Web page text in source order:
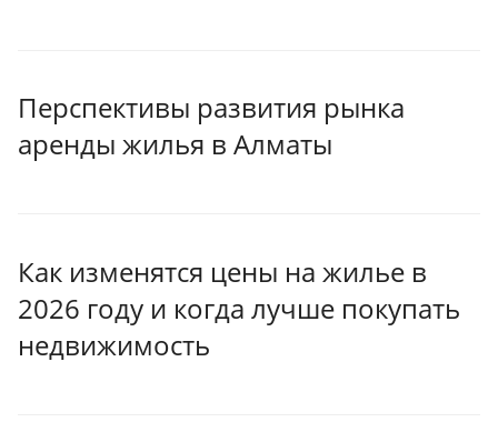
Перспективы развития рынка
аренды жилья в Алматы
Как изменятся цены на жилье в
2026 году и когда лучше покупать
недвижимость